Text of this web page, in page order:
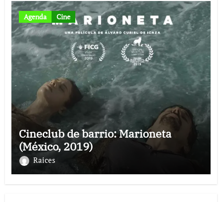
Agenda Cine
Cineclub de barrio: Marioneta
(México, 2019)
Raices